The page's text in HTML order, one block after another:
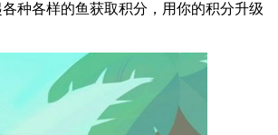
种各样的鱼获取积分，用你的积分升级